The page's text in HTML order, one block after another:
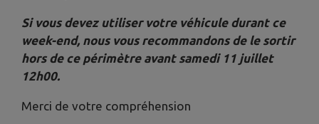
Si vous devez utiliser votre véhicule durant ce
week-end, nous vous recommandons de le sortir
hors de ce périmètre avant samedi 11 juillet
12h00.
Merci de votre compréhension